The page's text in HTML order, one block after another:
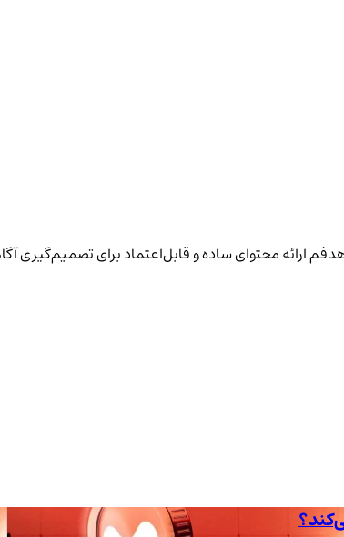
ارائه محتوای ساده و قابل‌اعتماد برای تصمیم‌گیری